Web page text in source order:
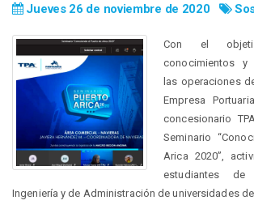
Jueves 26 de noviembre de 2020
Con el
conocimientos y
las operaciones
Empresa
concesionario
Seminario
Arica 2020”,
estudiantes
Ingeniería y de Administración de universidades de